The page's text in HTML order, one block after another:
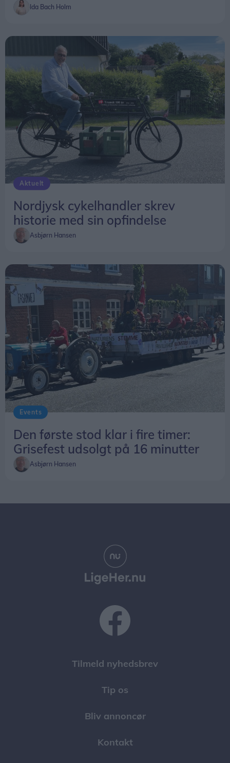
Ida Bach Holm
Aktuelt
Nordjysk cykelhandler skrev
historie med sin opfindelse
Asbjørn Hansen
Events
Den første stod klar i fire timer:
Grisefest udsolgt på 16 minutter
Asbjørn Hansen
Tilmeld nyhedsbrev
Tip os
Bliv annoncør
Kontakt